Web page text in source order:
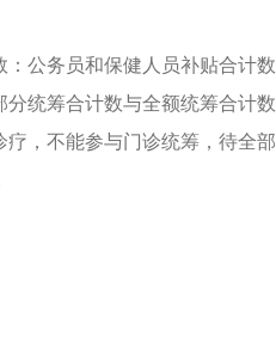
公务员和保健人员补贴合计数
统筹合计数与全额统筹合计数
疗，不能参与门诊统筹，待全